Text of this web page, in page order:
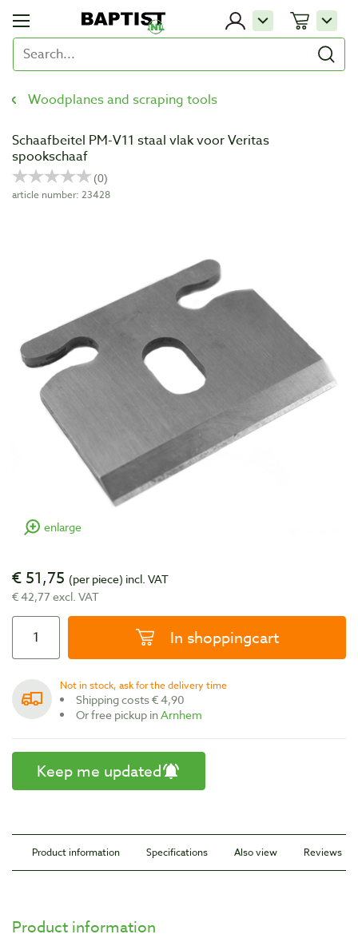
Woodplanes and scraping tools
Schaafbeitel PM-V11 staal vlak voor Veritas
spookschaaf
article number: 23428
enlarge
€ 51,75 (per piece) incl. VAT
€ 42,77 excl. VAT
In shoppingcart
Not in stock, ask for the delivery time
Shipping costs € 4,90
Or free pickup inArnhem
Keep me updated
Product information Specifications Also view Reviews
Product information